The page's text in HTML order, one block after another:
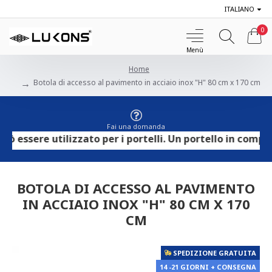
ITALIANO
0
Home
Botola di accesso al pavimento in acciaio inox "H" 80 cm x 170 cm
Fai una domanda
utilizzato per i portelli. Un portello in
BOTOLA DI ACCESSO AL PAVIMENTO
IN ACCIAIO INOX "H" 80 CM X 170
CM
SPEDIZIONE GRATUITA
14 -21 GIORNI + CONSEGNA